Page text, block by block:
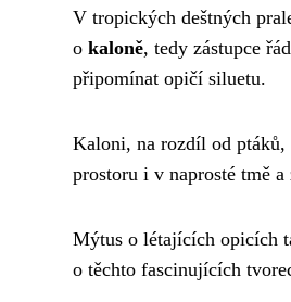
V tropických deštných
o kaloně, tedy zástupce
připomínat opičí siluetu.
Kaloni, na rozdíl od
prostoru i v naprosté tmě
Mýtus o létajících opicích
o těchto fascinujících